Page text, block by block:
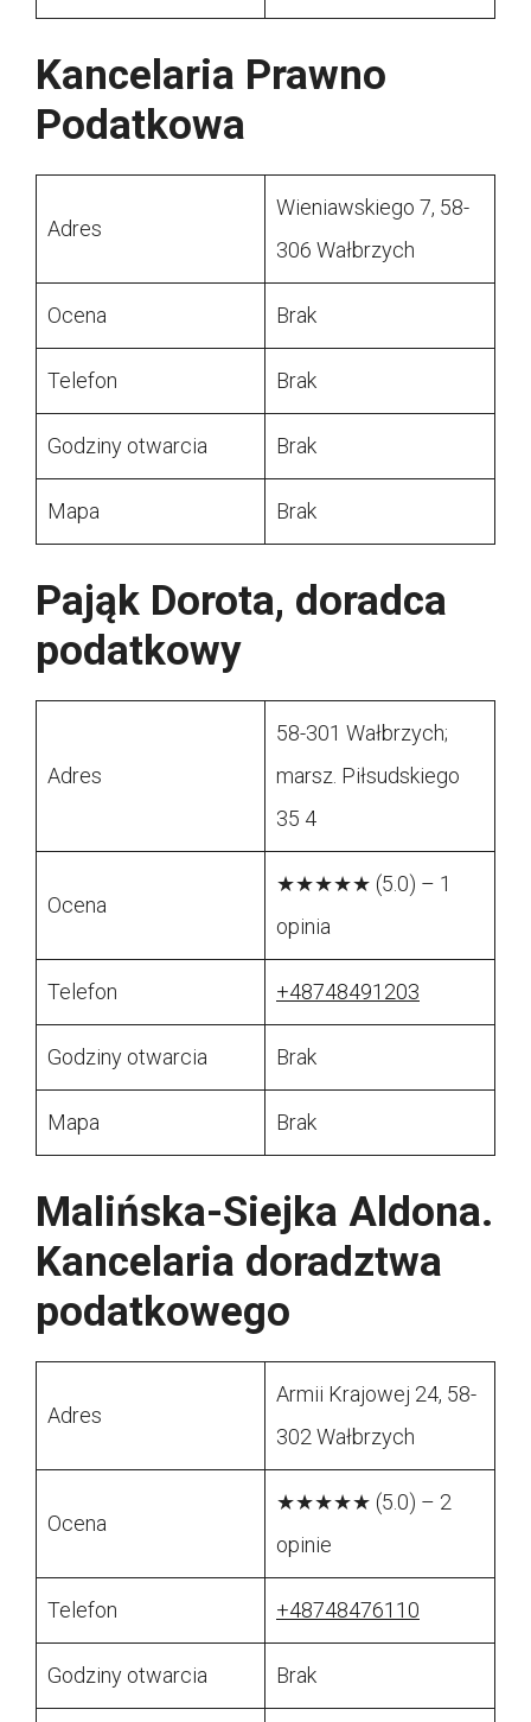
Kancelaria Prawno
Podatkowa
Adres
Wieniawskiego 7, 58-
306 Wałbrzych
Ocena Brak
Telefon Brak
Godziny otwarcia Brak
Mapa Brak
Pająk Dorota, doradca
podatkowy
Adres
58-301 Wałbrzych;
marsz. Piłsudskiego
35 4
Ocena
★★★★★ (5.0) – 1
opinia
Telefon +48748491203
Godziny otwarcia Brak
Mapa Brak
Malińska-Siejka Aldona.
Kancelaria doradztwa
podatkowego
Adres
Armii Krajowej 24, 58-
302 Wałbrzych
Ocena
★★★★★ (5.0) – 2
opinie
Telefon +48748476110
Godziny otwarcia Brak